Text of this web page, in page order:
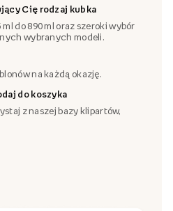
Cię rodzaj kubka
do 890 ml oraz szeroki wybór
wybranych modeli.
na każdą okazję.
do koszyka
z naszej bazy klipartów,